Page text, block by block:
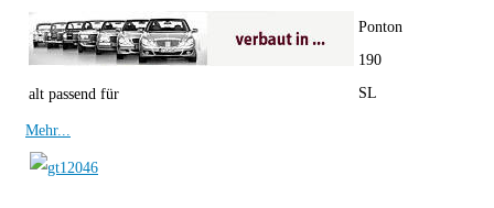
alt passend für
Ponton
190
SL
Mehr...